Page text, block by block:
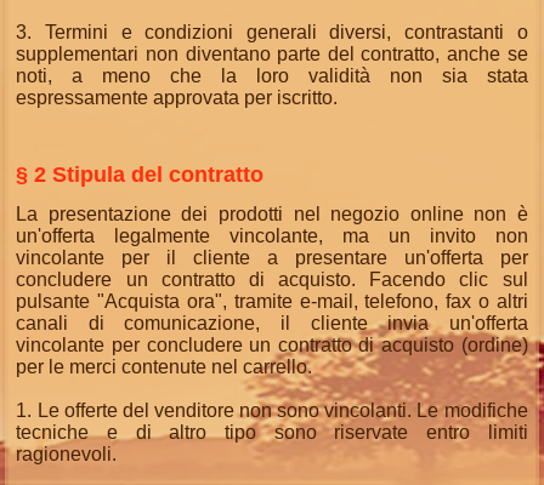
3. Termini e condizioni generali diversi, contrastanti o
supplementari non diventano parte del contratto, anche se
noti, a meno che la loro validità non sia stata
espressamente approvata per iscritto.
§ 2 Stipula del contratto
La presentazione dei prodotti nel negozio online non è
un'offerta legalmente vincolante, ma un invito non
vincolante per il cliente a presentare un'offerta per
concludere un contratto di acquisto. Facendo clic sul
pulsante "Acquista ora", tramite e-mail, telefono, fax o altri
canali di comunicazione, il cliente invia un'offerta
vincolante per concludere un contratto di acquisto (ordine)
per le merci contenute nel carrello.
1. Le offerte del venditore non sono vincolanti. Le modifiche
tecniche e di altro tipo sono riservate entro limiti
ragionevoli.